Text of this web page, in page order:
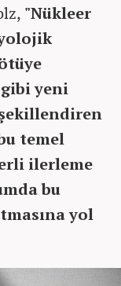
"Nükleer
gibi yeni
temel
ilerleme
bu
yol